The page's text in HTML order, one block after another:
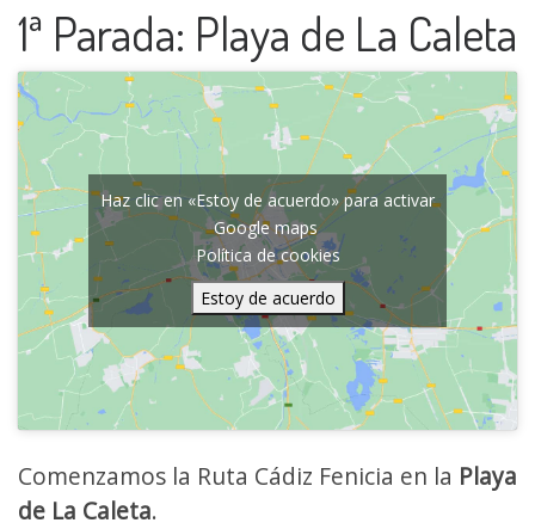
1ª Parada: Playa de La Caleta
Haz clic en «Estoy de acuerdo» para activar
Google maps
Política de cookies
Estoy de acuerdo
Comenzamos la Ruta Cádiz Fenicia en la Playa
de La Caleta.